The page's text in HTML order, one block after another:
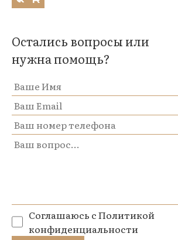
Остались вопросы или
нужна помощь?
Соглашаюсь сПолитикой
конфиденциальности